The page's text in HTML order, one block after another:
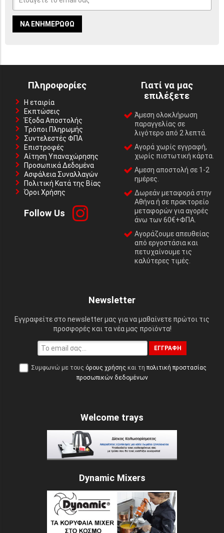
ΝΑ ΕΝΗΜΕΡΩΘΏ
Πληροφορίες
Η εταιρία
Εκπτώσεις
Έξοδα Αποστολής
Τρόποι Πληρωμής
Συντελεστές ΦΠΑ
Επιστροφές
Αίτηση Υπαναχώρησης
Προσωπικά Δεδομένα
Ασφάλεια Συναλλαγών
Πολιτική Κατά της Βίας
Όροι Χρήσης
Follow Us
Γιατί να μας
επιλέξετε
Άμεση ολοκλήρωση
παραγγελίας σε
λιγότερο από 2 λεπτά.
Αγορά χωρίς εγγραφή,
χωρίς πιστωτική κάρτα.
Αμεση αποστολή σε 1-2
ημέρες.
Δωρεάν μεταφορά στην
Αθήνα ή σε πρακτορείο
μεταφορών για αγορές
άνω των 60€+ΦΠΑ.
Αγοράζουμε απευθείας
από εργοστάσια και
πετυχαίνουμε τις
καλύτερες τιμές.
Newsletter
Εγγραφείτε στο newsletter μας για να μαθαίνετε πρώτοι τις
προσφορές και τα νέα μας προϊόντα!
ΕΓΓΡΑΦΉ
Συμφωνώ με τους όρους χρήσης και τη πολιτική προστασίας
προσωπικών δεδομένων
Welcome trays
Dynamic Mixers